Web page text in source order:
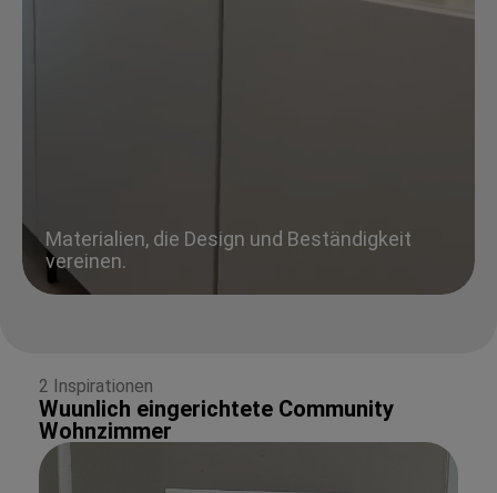
Materialien, die Design und Beständigkeit
vereinen.
2 Inspirationen
Wuunlich eingerichtete Community
Wohnzimmer